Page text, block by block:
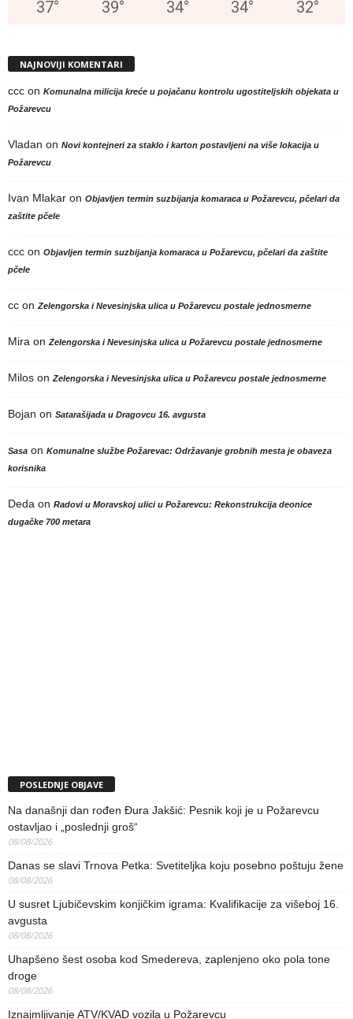
37° 39° 34° 34° 32°
NAJNOVIJI KOMENTARI
ccc on Komunalna milicija kreće u pojačanu kontrolu ugostiteljskih objekata u
Požarevcu
Vladan on Novi kontejneri za staklo i karton postavljeni na više lokacija u
Požarevcu
Ivan Mlakar on Objavljen termin suzbijanja komaraca u Požarevcu, pčelari da
zaštite pčele
ccc on Objavljen termin suzbijanja komaraca u Požarevcu, pčelari da zaštite
pčele
cc onZelengorska i Nevesinjska ulica u Požarevcu postale jednosmerne
Mira onZelengorska i Nevesinjska ulica u Požarevcu postale jednosmerne
Milos onZelengorska i Nevesinjska ulica u Požarevcu postale jednosmerne
Bojan on Satarašijada u Dragovcu 16. avgusta
Sasa on Komunalne službe Požarevac: Održavanje grobnih mesta je obaveza
korisnika
Deda on Radovi u Moravskoj ulici u Požarevcu: Rekonstrukcija deonice
dugačke 700 metara
POSLEDNJE OBJAVE
Na današnji dan rođen Đura Jakšić: Pesnik koji je u Požarevcu
ostavljao i „poslednji groš“
08/08/2026
Danas se slavi Trnova Petka: Svetiteljka koju posebno poštuju žene
08/08/2026
U susret Ljubičevskim konjičkim igrama: Kvalifikacije za višeboj 16.
avgusta
08/08/2026
Uhapšeno šest osoba kod Smedereva, zaplenjeno oko pola tone
droge
08/08/2026
Iznajmljivanje ATV/KVAD vozila u Požarevcu